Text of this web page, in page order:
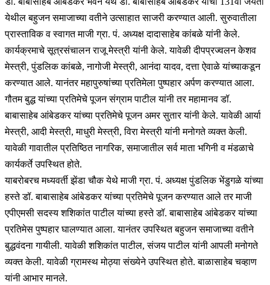
येथील बहुजन समाजाच्या वतीने उत्साहात साजरी करण्यात आली. सुरुवातीला
प्रास्ताविक व स्वागत माजी ग्रा. पं. अध्यक्ष दादासाहेब कांबळे यांनी केले.
कार्यक्रमाचे सूत्रसंचालन राजू मेस्त्री यांनी केले. यावेळी दीपप्रज्वलन केशव
मेस्त्री, पुंडलिक कांबळे, नागोजी मेस्त्री, आनंदा यादव, दत्ता ऐवाळे यांच्याकडून
करण्यात आले. यानंतर महापुरुषांच्या प्रतिमेला पुष्पहार अर्पण करण्यात आला.
गौतम बुद्ध यांच्या प्रतिमेचे पूजन संग्राम पाटील यांनी तर महामानव डॉ.
बाबासाहेब आंबेडकर यांच्या प्रतिमेचे पूजन अमर सुतार यांनी केले. यावेळी आर्या
मेस्त्री, आदी मेस्त्री, माधुरी मेस्त्री, विरा मेस्त्री यांनी मनोगते व्यक्त केली.
यावेळी गावातील प्रतिष्ठित नागरिक, समाजातील सर्व माता भगिनी व मंडळाचे
कार्यकर्ते उपस्थित होते.
याबरोबरच मध्यवर्ती झेंडा चौक येथे माजी ग्रा. पं. अध्यक्ष पुंडलिक भेंडुगळे यांच्या
हस्ते डॉ. बाबासाहेब आंबेडकर यांच्या प्रतिमेचे पूजन करण्यात आले तर माजी
एपीएमसी सदस्य शशिकांत पाटील यांच्या हस्ते डॉ. बाबासाहेब आंबेडकर यांच्या
प्रतिमेस पुष्पहार घालण्यात आला. यानंतर उपस्थित बहुजन समाजाच्या वतीने
बुद्धवंदना गायीली. यावेळी शशिकांत पाटील, संजय पाटील यांनी आपली मनोगते
व्यक्त केली. यावेळी ग्रामस्थ मोठ्या संख्येने उपस्थित होते. बाळासाहेब चव्हाण
यांनी आभार मानले.